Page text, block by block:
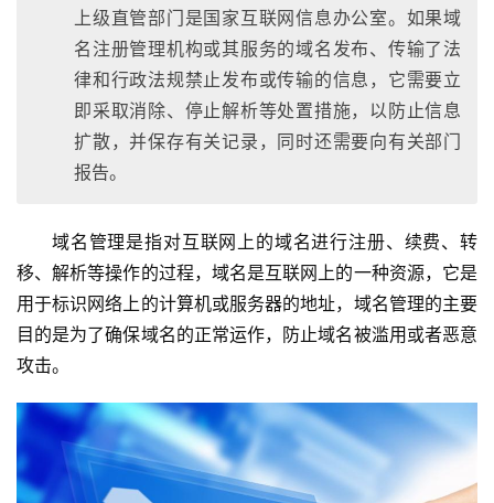
上级直管部门是国家互联网信息办公室。如果域
名注册管理机构或其服务的域名发布、传输了法
律和行政法规禁止发布或传输的信息，它需要立
即采取消除、停止解析等处置措施，以防止信息
扩散，并保存有关记录，同时还需要向有关部门
报告。
域名管理是指对互联网上的域名进行注册、续费、转
移、解析等操作的过程，域名是互联网上的一种资源，它是
用于标识网络上的计算机或服务器的地址，域名管理的主要
目的是为了确保域名的正常运作，防止域名被滥用或者恶意
攻击。